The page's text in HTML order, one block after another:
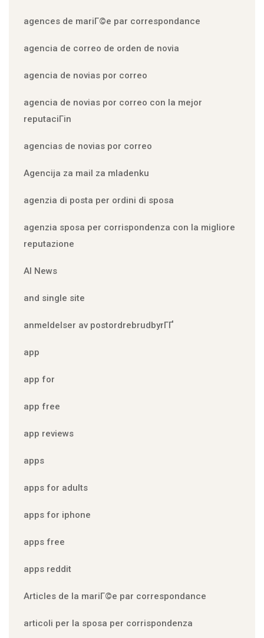
agences de mariГ©e par correspondance
agencia de correo de orden de novia
agencia de novias por correo
agencia de novias por correo con la mejor
reputaciГіn
agencias de novias por correo
Agencija za mail za mladenku
agenzia di posta per ordini di sposa
agenzia sposa per corrispondenza con la migliore
reputazione
AI News
and single site
anmeldelser av postordrebrudbyrГҐ
app
app for
app free
app reviews
apps
apps for adults
apps for iphone
apps free
apps reddit
Articles de la mariГ©e par correspondance
articoli per la sposa per corrispondenza